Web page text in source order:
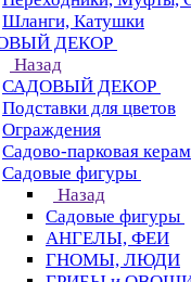
Шланги, Катушки
ДЕКОР
Назад
САДОВЫЙ ДЕКОР
Подставки для цветов
Ограждения
Садово-парковая
Садовые фигуры
Назад
Садовые фигуры
АНГЕЛЫ, ФЕИ
ГНОМЫ, ЛЮДИ